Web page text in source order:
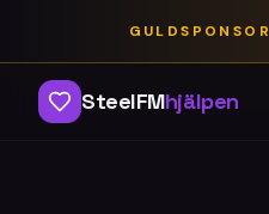
GULDSPONSOR
SteelFMhjälpen